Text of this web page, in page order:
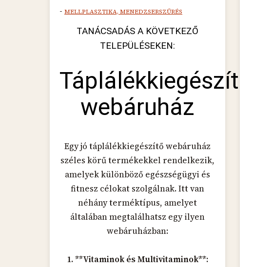
- MELLPLASZTIKA, MENEDZSERSZŰRÉS
TANÁCSADÁS A KÖVETKEZŐ
TELEPÜLÉSEKEN:
Táplálékkiegészítő
webáruház
Egy jó táplálékkiegészítő webáruház
széles körű termékekkel rendelkezik,
amelyek különböző egészségügyi és
fitnesz célokat szolgálnak. Itt van
néhány terméktípus, amelyet
általában megtalálhatsz egy ilyen
webáruházban:
1. **Vitaminok és Multivitaminok**: